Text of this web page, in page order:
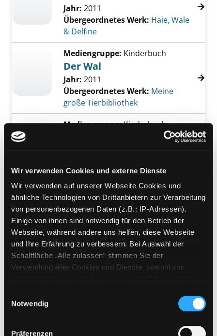
Wir verwenden Cookies und externe Dienste
Wir verwenden auf unserer Webseite Cookies und
ähnliche Technologien von Drittanbietern zur Verarbeitung
von personenbezogenen Daten (z.B.: IP-Adressen).
Einige von ihnen sind notwendig für den Betrieb der
Webseite, während andere uns helfen, diese Webseite
und Ihre Erfahrung zu verbessern. Bei Auswahl der
Schaltfläche „Alle zulassen“ stimmen Sie der
Verwendung aller Cookies und Dienste, sowohl von
Cookies von Drittanbietern, eine Verarbeitung in
unsicheren Drittländern (Länder außerhalb des EWR
ohne adäquates Datenschutzniveau) stattfinden kann. In
Notwendig
Präferenzen
Jahr: 2011
Übergeordnetes Werk: Haie, Wale
& Delfine
Mediengruppe: Kinderbuch
Der Wal
Jahr: 2011
Übergeordnetes Werk: Meine
große Tierbibliothek
Mediengruppe:Kinderbuch
Jahr:2016
Übergeordnetes Werk:Bedrohte
Tiere
Mediengruppe:Kinderbuch
Wale und Delfine
Verfasser:Nadler, Monika
Jahr:2005
Übergeordnetes Werk:Haie, Wale
[mit vielen Extras: Aufdeckfolien,